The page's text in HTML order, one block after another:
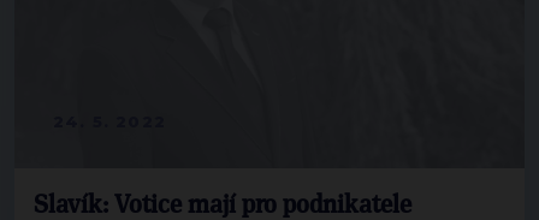
Slavík: Votice mají pro podnikatele